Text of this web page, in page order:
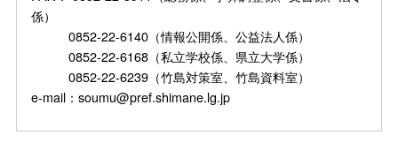
係）
0852-22-6140（情報公開係、公益法人係）
0852-22-6168（私立学校係、県立大学係）
0852-22-6239（竹島対策室、竹島資料室）
e-mail：soumu@pref.shimane.lg.jp